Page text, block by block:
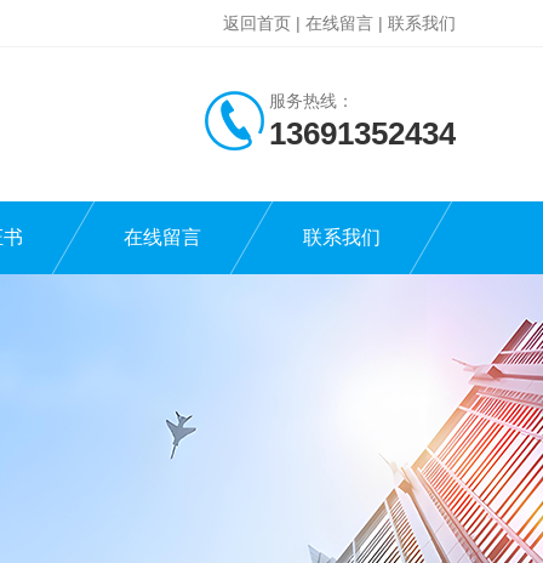
返回首页 | 在线留言 | 联系我们
服务热线：
13691352434
在线留言 联系我们